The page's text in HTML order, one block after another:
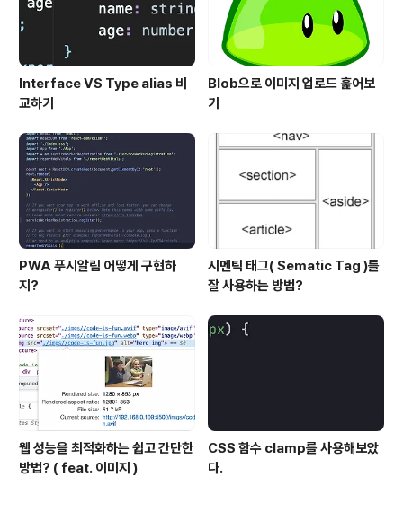
Interface VS Type alias 비
교하기
Blob으로 이미지 업로드 훑어보
기
PWA 푸시알림 어떻게 구현하
지?
시멘틱 태그( Sematic Tag )를
잘 사용하는 방법?
웹 성능을 최적화하는 쉽고 간단한
방법? ( feat. 이미지 )
CSS 함수 clamp를 사용해보았
다.